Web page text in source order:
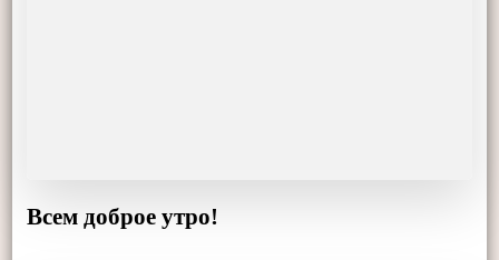
Всем доброе утро!